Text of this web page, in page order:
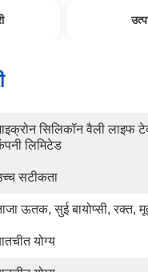
सिलिकॉन वैली लाइफ
लिमिटेड
सटीकता
ऊतक, सुई बायोप्सी, रक्त,
योग्य